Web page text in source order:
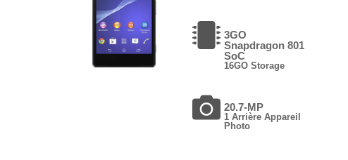
3GO
Snapdragon 801
SoC
16GO Storage
20.7-MP
1 Arrière Appareil
Photo